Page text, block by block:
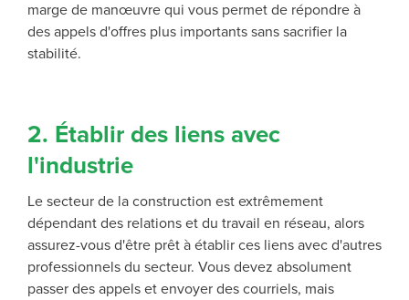
marge de manœuvre qui vous permet de répondre à
des appels d'offres plus importants sans sacrifier la
stabilité.
2. Établir des liens avec
l'industrie
Le secteur de la construction est extrêmement
dépendant des relations et du travail en réseau, alors
assurez-vous d'être prêt à établir ces liens avec d'autres
professionnels du secteur. Vous devez absolument
passer des appels et envoyer des courriels, mais